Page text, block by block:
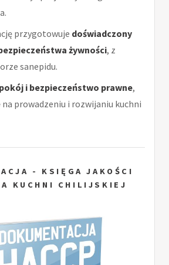
przygotowuje doświadczony
żywności, z
sanepidu.
i bezpieczeństwo prawne,
prowadzeniu i rozwijaniu kuchni
- KSIĘGA JAKOŚCI
KUCHNI CHILIJSKIEJ